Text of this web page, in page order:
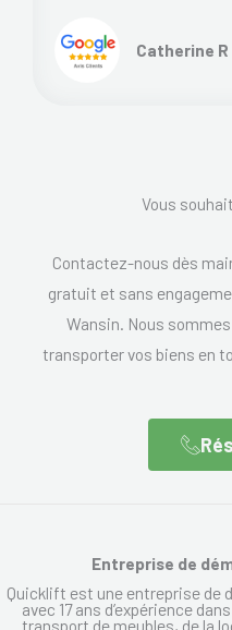
Catherine R
Vous
Contactez-nous dès
gratuit et sans
Wansin. Nous
transporter vos biens en
Entreprise de
Quicklift est une entreprise de
avec 17 ans d’expérience
transport de meubles, de la